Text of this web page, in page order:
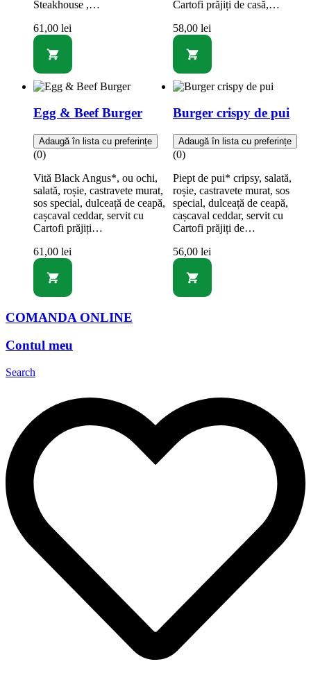
Steakhouse ,…
61,00 lei
Cartofi prăjiți de casă,…
58,00 lei
Egg & Beef Burger
Adaugă în lista cu preferințe
(0)
Vită Black Angus*, ou ochi,
salată, roșie, castravete murat,
sos special, dulceață de ceapă,
cașcaval ceddar, servit cu
Cartofi prăjiți…
61,00 lei
Burger crispy de pui
Adaugă în lista cu preferințe
(0)
Piept de pui* cripsy, salată,
roșie, castravete murat, sos
special, dulceață de ceapă,
cașcaval ceddar, servit cu
Cartofi prăjiți de…
56,00 lei
COMANDA ONLINE
Contul meu
Search